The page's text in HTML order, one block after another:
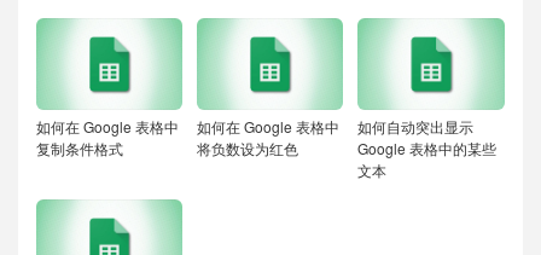
如何在 Google 表格中
复制条件格式
如何在 Google 表格中
将负数设为红色
如何自动突出显示
Google 表格中的某些
文本